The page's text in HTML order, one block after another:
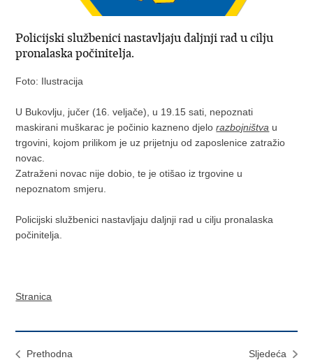
Policijski službenici nastavljaju daljnji rad u cilju
pronalaska počinitelja.
Foto: Ilustracija
U Bukovlju, jučer (16. veljače), u 19.15 sati, nepoznati
maskirani muškarac je počinio kazneno djelorazbojništva u
trgovini, kojom prilikom je uz prijetnju od zaposlenice zatražio
novac.
Zatraženi novac nije dobio, te je otišao iz trgovine u
nepoznatom smjeru.
Policijski službenici nastavljaju daljnji rad u cilju pronalaska
počinitelja.
Stranica
Prethodna
Sljedeća